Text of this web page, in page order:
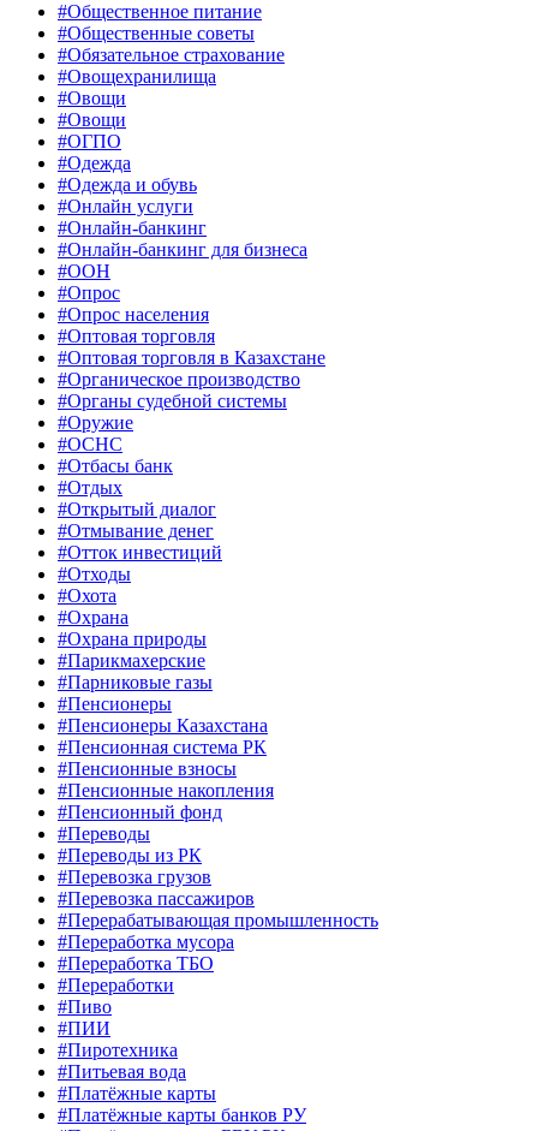
#Общественное питание
#Общественные советы
#Обязательное страхование
#Овощехранилища
#Овощи
#Овощи
#ОГПО
#Одежда
#Одежда и обувь
#Онлайн услуги
#Онлайн-банкинг
#Онлайн-банкинг для бизнеса
#ООН
#Опрос
#Опрос населения
#Оптовая торговля
#Оптовая торговля в Казахстане
#Органическое производство
#Органы судебной системы
#Оружие
#ОСНС
#Отбасы банк
#Отдых
#Открытый диалог
#Отмывание денег
#Отток инвестиций
#Отходы
#Охота
#Охрана
#Охрана природы
#Парикмахерские
#Парниковые газы
#Пенсионеры
#Пенсионеры Казахстана
#Пенсионная система РК
#Пенсионные взносы
#Пенсионные накопления
#Пенсионный фонд
#Переводы
#Переводы из РК
#Перевозка грузов
#Перевозка пассажиров
#Перерабатывающая промышленность
#Переработка мусора
#Переработка ТБО
#Переработки
#Пиво
#ПИИ
#Пиротехника
#Питьевая вода
#Платёжные карты
#Платёжные карты банков РУ